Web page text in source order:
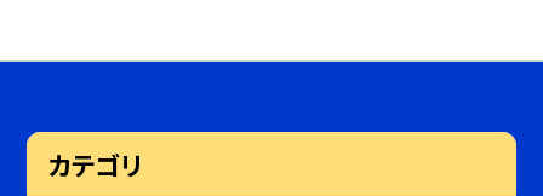
カテゴリ